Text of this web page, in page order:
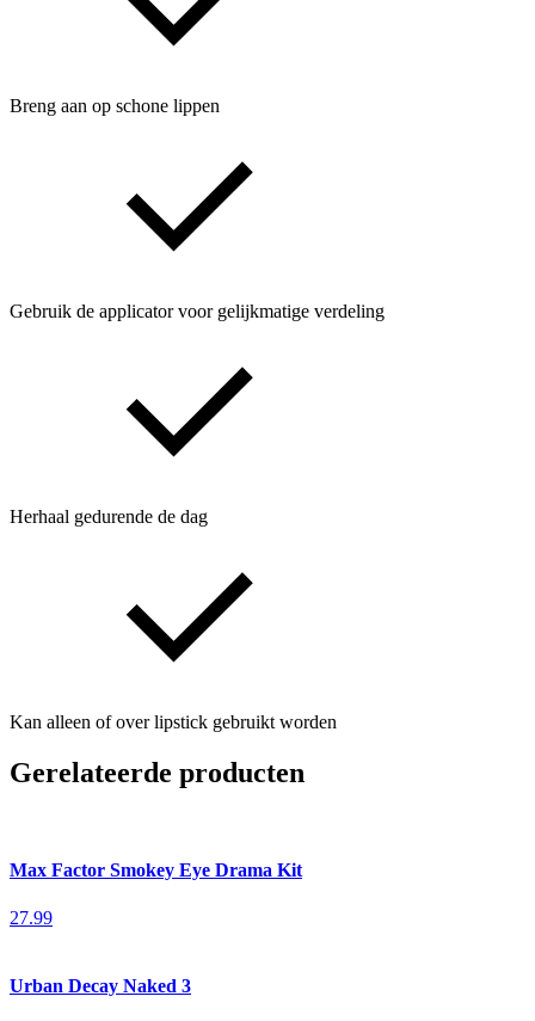
Breng aan op schone lippen
Gebruik de applicator voor gelijkmatige verdeling
Herhaal gedurende de dag
Kan alleen of over lipstick gebruikt worden
Gerelateerde producten
Max Factor Smokey Eye Drama Kit
27.99
Urban Decay Naked 3